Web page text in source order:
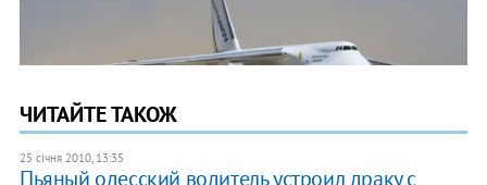
ЧИТАЙТЕ ТАКОЖ
25 січня 2010, 13:35
Пьяный одесский водитель устроил драку с